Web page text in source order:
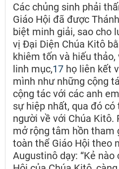
Các chủng sinh phải
Giáo Hội đã được
biệt minh giải, sao cho
vị Đại Diện Chúa Kitô
khiêm tốn và hiếu
linh mục,17 họ liên kết
mình như những cộng
cộng tác với các anh
sự hiệp nhất, qua đó
người về với Chúa Kitô.
mở rộng tâm hồn tham
toàn thể Giáo Hội theo
Augustinô dạy: “Kẻ